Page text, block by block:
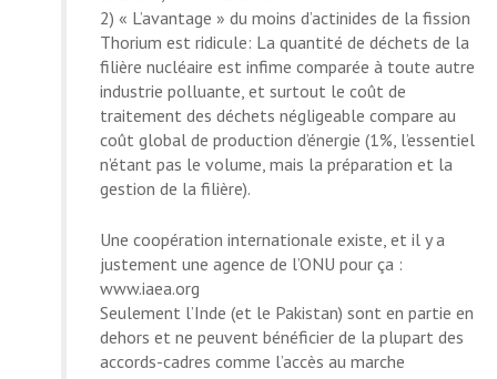
2) « L’avantage » du moins d’actinides de la fission
Thorium est ridicule: La quantité de déchets de la
filière nucléaire est infime comparée à toute autre
industrie polluante, et surtout le coût de
traitement des déchets négligeable compare au
coût global de production d’énergie (1%, l’essentiel
n’étant pas le volume, mais la préparation et la
gestion de la filière).
Une coopération internationale existe, et il y a
justement une agence de l’ONU pour ça :
www.iaea.org
Seulement l’Inde (et le Pakistan) sont en partie en
dehors et ne peuvent bénéficier de la plupart des
accords-cadres comme l’accès au marche